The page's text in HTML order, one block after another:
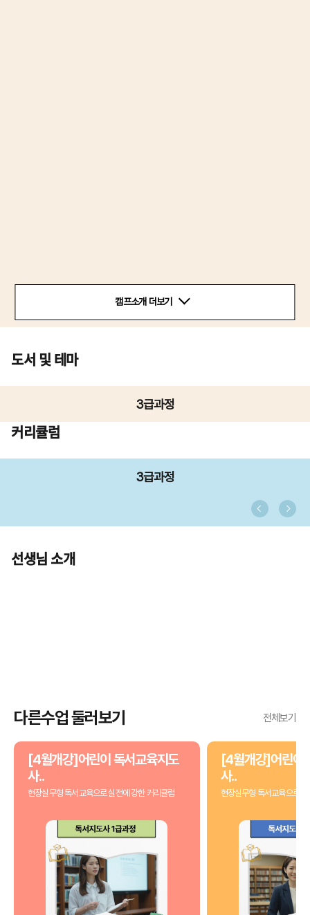
캠프소개 더보기
도서 및 테마
3급과정
커리큘럼
3급과정
선생님 소개
다른수업 둘러보기 전체보기
[4월개강]어린이 독서교육지도
사..
현장실무형 독서교육으로 실전에 강한 커리큘럼
[4월개강]어린이
사..
현장실무형 독서교육으로